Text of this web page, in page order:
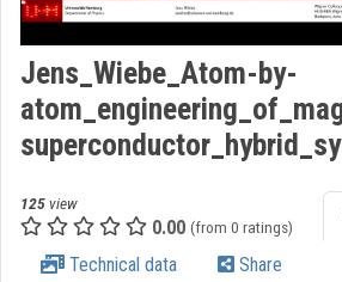
Categories
Organization playlists
Organizations
Contributors
Jens_Wiebe_Atom-by-
125 view
0.00 (from 0 ratings)
Technical data Share